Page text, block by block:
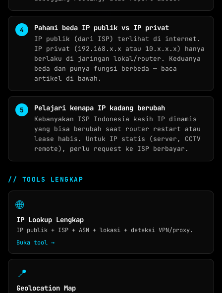
CEK KEBOCORAN VPN
DNS TOOLS
DNS LOOKUP
DNS PROPAGATION
NETWORK TOOLS
PING TEST ★
TRACEROUTE
SPEED TEST
CEK LOKASI NEW
INFO KONEKSI
SECURITY HEADERS
Pahami beda IP publik vs IP privat
IP publik (dari ISP) terlihat di internet.
IP privat (192.168.x.x atau 10.x.x.x) hanya
berlaku di jaringan lokal/router. Keduanya
beda dan punya fungsi berbeda — baca
artikel di bawah.
Pelajari kenapa IP kadang berubah
Kebanyakan ISP Indonesia kasih IP dinamis
yang bisa berubah saat router restart atau
lease habis. Untuk IP statis (server, CCTV
remote), perlu request ke ISP berbayar.
// TOOLS LENGKAP
🌐
IP Lookup Lengkap
IP publik + ISP + ASN + lokasi + deteksi VPN/proxy.
Buka tool →
📍
Geolocation Map